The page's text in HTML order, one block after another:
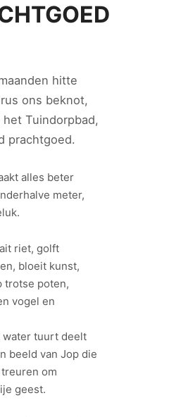
hitte
ons beknot,
Tuindorpbad,
prachtgoed.
alles beter
meter,
riet, golft
bloeit kunst,
trotse poten,
vogel en
water tuurt deelt
beeld van Jop die
om
geest.